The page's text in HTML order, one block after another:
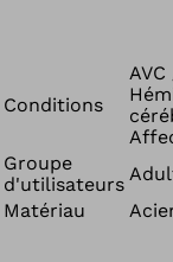
utilisation
maximum de 100
permise pour un
offre de multiples
légère et discrète.
Conditions
Groupe
d'utilisateurs
Matériau